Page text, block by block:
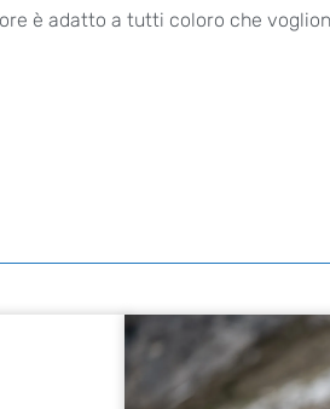
è adatto a tutti coloro che